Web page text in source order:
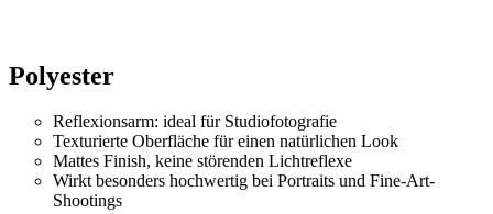
Polyester
Reflexionsarm: ideal für Studiofotografie
Texturierte Oberfläche für einen natürlichen Look
Mattes Finish, keine störenden Lichtreflexe
Wirkt besonders hochwertig bei Portraits und Fine-Art-
Shootings